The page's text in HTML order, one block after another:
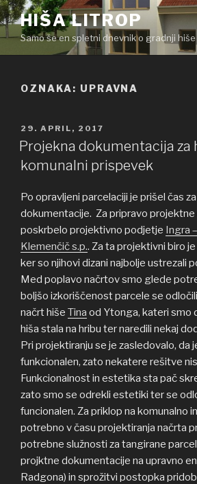
Skoči
na
vsebino
HIŠA LITROP
Samo še en spletni dnevnik o gradnji hiše
OZNAKA: UPRAVNA
OBJAVLJENO
DNE
29. APRIL, 2017
Projekna dokumentacija za
komunalni prispevek
Po opravljeni parcelaciji je prišel čas
dokumentacije. Za pripravo
poskrbelo projektivno podjetje Ingra
Klemenčič s.p.. Za ta projektivni biro
ker so njihovi dizani najbolje ustrezali
Med poplavo načrtov smo glede
boljšo izkoriščenost parcele se
načrt hiše Tina od Ytonga, kateri smo
hiša stala na hribu ter naredili nekaj
Pri projektiranju se je zasledovalo, da
funkcionalen, zato nekatere rešitve
Funkcionalnost in estetika sta pač
zato smo se odrekli estetiki ter se
funcionalen. Za priklop na komunalno
potrebno v času projektiranja načrta
potrebne služnosti za tangirane
projktne dokumentacije na upravno
Radgona) in sprožitvi postopka